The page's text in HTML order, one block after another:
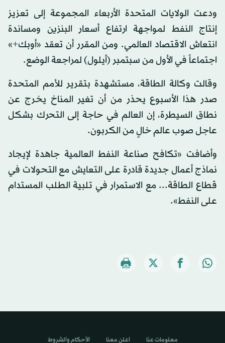
ودعت الولايات المتحدة الأربعاء المجموعة إلى تعزيز
إنتاج النفط لمواجهة ارتفاع أسعار البنزين ومساندة
انتعاش الاقتصاد العالمي. ومن المقرر أن تعقد «أوبك+»
اجتماعاً في الأول من سبتمبر (أيلول) لمراجعة الوضع.
وقالت وكالة الطاقة، مستشهدة بتقرير للأمم المتحدة
صدر هذا الأسبوع يحذر من أن تغير المناخ يخرج عن
نطاق السيطرة، إن العالم في حاجة إلى التحرك بشكل
عاجل صوب عالم خالٍ من الكربون.
وأضافت «تكافح صناعة النفط العالمية جاهدة لإيجاد
نماذج أعمال جديدة قادرة على التعايش مع التحولات في
قطاع الطاقة... مع الاستمرار في تلبية الطلب المستدام
على النفط».
معلومات عنا اعلن معنا الأحكام والشروط